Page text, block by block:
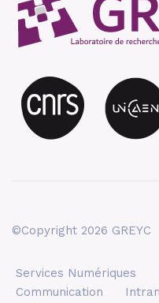
©Copyright 2026 GREYC
Services Numériques
Communication